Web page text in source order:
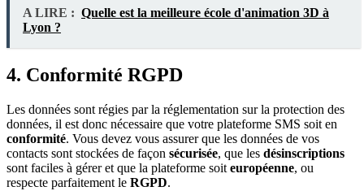
A LIRE : Quelle est la meilleure école d'animation 3D à
Lyon ?
4. Conformité RGPD
Les données sont régies par la réglementation sur la protection des
données, il est donc nécessaire que votre plateforme SMS soit en
conformité. Vous devez vous assurer que les données de vos
contacts sont stockées de façon sécurisée, que les désinscriptions
sont faciles à gérer et que la plateforme soit européenne, ou
respecte parfaitement le RGPD.